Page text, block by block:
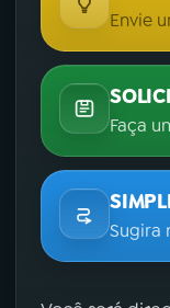
Envie
Faça
Sugira